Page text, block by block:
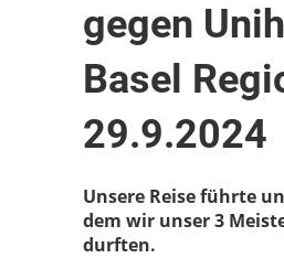
gegen
Basel
29.9.2024
Unsere Reise führte
dem wir unser 3
durften.